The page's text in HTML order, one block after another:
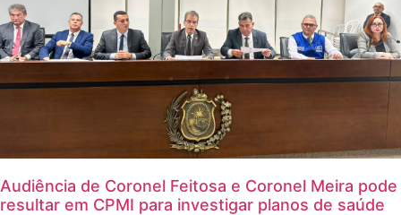
Audiência de Coronel Feitosa e Coronel Meira pode
resultar em CPMI para investigar planos de saúde